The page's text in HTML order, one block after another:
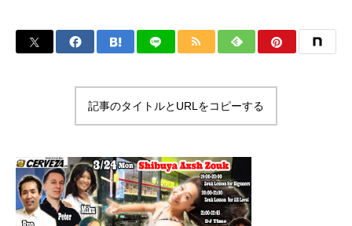
記事のタイトルとURLをコピーする